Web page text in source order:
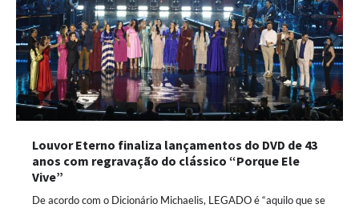
Louvor Eterno finaliza lançamentos do DVD de 43
anos com regravação do clássico “Porque Ele
Vive”
De acordo com o Dicionário Michaelis, LEGADO é “aquilo que se